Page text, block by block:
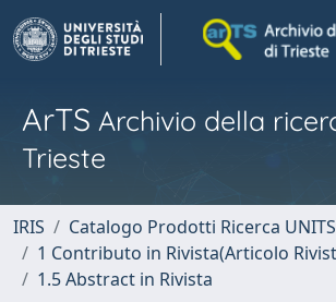
ArTS Archivio della
Trieste
IRIS
Catalogo Prodotti Ricerca UNITS
1 Contributo in Rivista(Articolo
1.5 Abstract in Rivista